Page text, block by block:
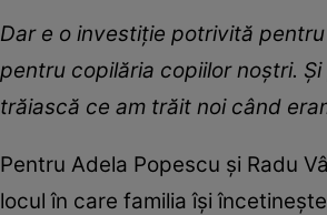
Dar e o investiție potrivită
pentru copilăria copiilor noștri.
trăiască ce am trăit noi când
Pentru Adela Popescu și Radu
locul în care familia își